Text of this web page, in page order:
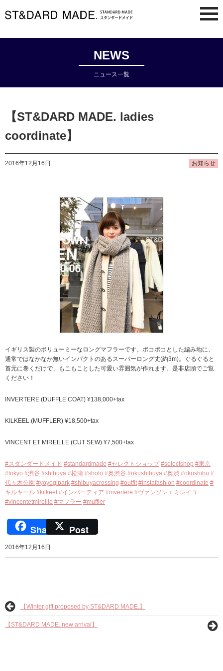
NEWS
ニュース一覧
【ST&DARD MADE. ladies
coordinate】
2016年12月16日 お知らせ
イギリス製のボリューミーなロングマフラーです。ポコポコとした編み地に、
通常ではなかなか無いインパクトのあるスーパーロング丈(約3m)。ぐるぐると
首元に巻くだけで、もこもことした可愛い雰囲気が作れます。是非店頭でご覧
ください！
INVERTERE (DUFFLE COAT) ¥138,000+tax
KILKEEL (MUFFLER) ¥18,500+tax
VINCENT ET MIREILLE (CUT SEW) ¥7,500+tax
#スタンダードメイド #standardmade #セレクトショップ #selectshop #東京
#tokyo #渋谷 #shibuya #松濤 #shoto #奥渋谷 #okushibuya #奥渋 #okushibu #
代々木公園 #yoyogipark #shibuyacrossing #outfit #instafashion #coordinate #
キルキール #kilkeel #インバーティア #invertere #ヴァンソンエミレイユ
#vincentetmireille #マフラー #muffler
Share Post
2016年12月16日
【Winter gift proposed by ST&DARD MADE.】
【ST&DARD MADE. new arrival】